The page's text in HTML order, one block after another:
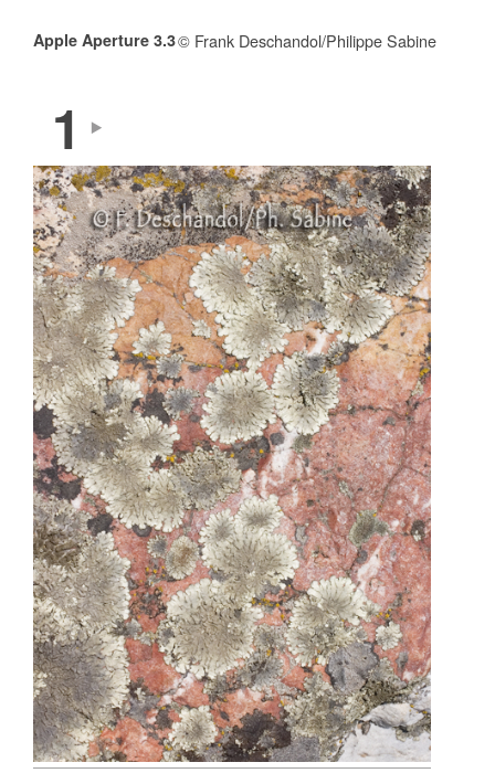
Apple Aperture 3.3© Frank Deschandol/Philippe Sabine
1